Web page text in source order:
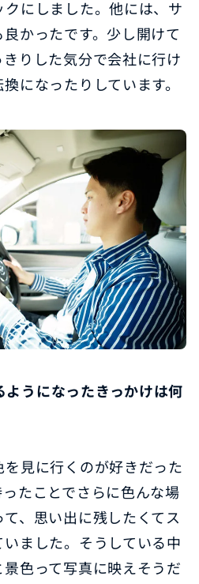
にしました。他には、サ
かったです。少し開けて
りした気分で会社に行け
になったりしています。
ようになったきっかけは何
見に行くのが好きだった
たことでさらに色んな場
、思い出に残したくてス
ました。そうしている中
色って写真に映えそうだ